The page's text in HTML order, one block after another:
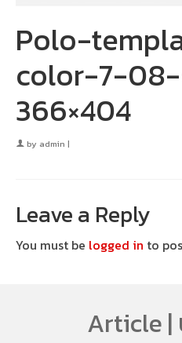
Polo-
color-7-
366×404
by admin |
Leave a Reply
You must be logged in to
Article |